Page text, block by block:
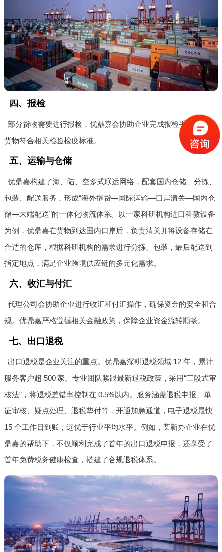
四、报检
部分货物需要进行报检，优鼎嘉会协助企业完成报检手续，确保
货物符合相关检验检疫标准。
五、运输与仓储
优鼎嘉构建了海、陆、空多式联运网络，配套国内仓储、分拣、
包装、配送服务，形成“海外提货—国际运输—口岸清关—国内仓
储—末端配送”的一体化物流体系。以一家科研机构进口科教设备
为例，优鼎嘉在货物到达国内口岸后，负责清关并将设备存储在
合适的仓库，根据科研机构的需求进行分拣、包装，最后配送到
指定地点，满足企业跨境供应链的多元化需求。
六、收汇与付汇
代理公司会协助企业进行收汇和付汇操作，确保资金的安全和合
规。优鼎嘉严格遵循相关金融政策，保障企业资金流转顺畅。
七、出口退税
出口退税是企业关注的重点。优鼎嘉深耕退税领域 12 年，累计
服务客户超 500 家。专业团队紧跟最新退税政策，采用“三段式审
核法”，将退税差错率控制在 0.5%以内。服务涵盖退税申报、单
证审核、疑点处理、退税垫付等，开通加急通道，电子退税最快
15 个工作日到账，远优于行业平均水平。例如，某新办企业在优
鼎嘉的帮助下，不仅顺利完成了首年的出口退税申报，还享受了
首年免费税务健康检查，搭建了合规退税体系。